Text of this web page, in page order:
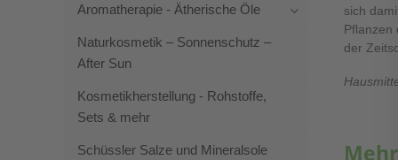
sich
Pflanzen
der
Aromatherapie - Ätherische Öle
Naturkosmetik – Sonnenschutz –
After Sun
Kosmetikherstellung - Rohstoffe,
Sets & mehr
Schüssler Salze und Mineralsole